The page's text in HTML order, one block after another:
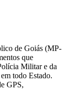
de Goiás (MP-
que
Militar e da
todo Estado.
GPS,